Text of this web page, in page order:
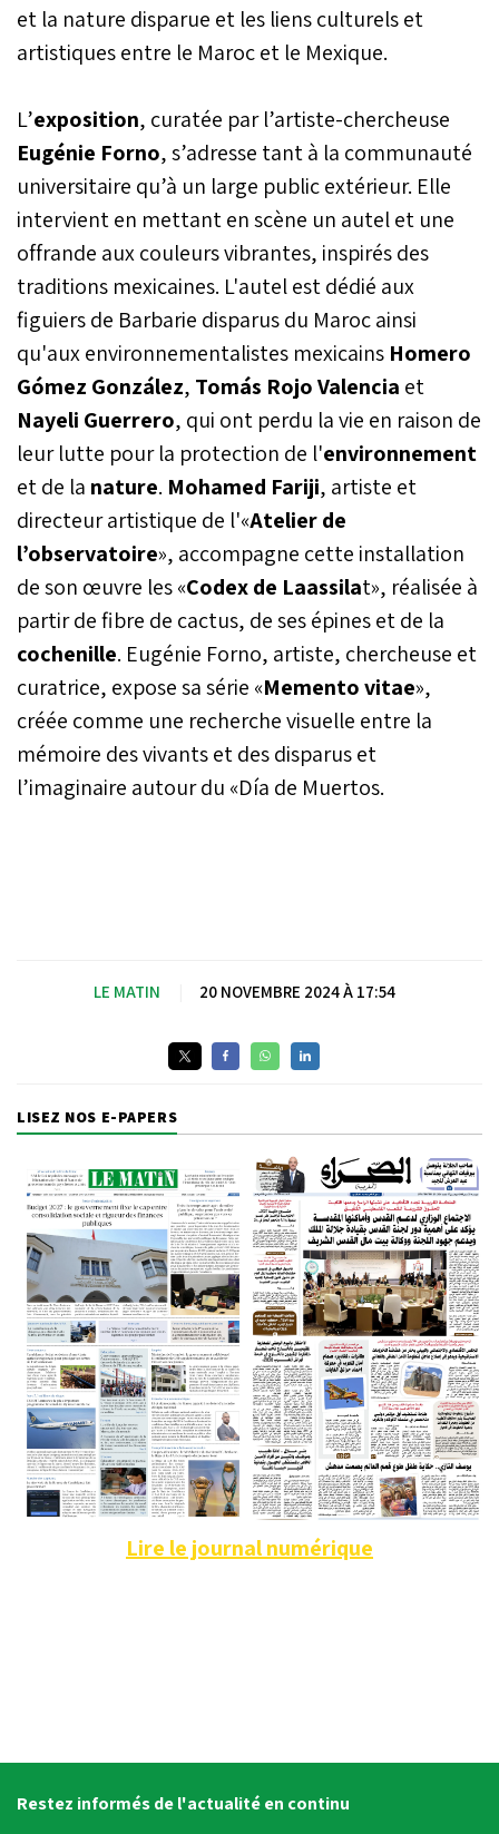
et la nature disparue et les liens culturels et
artistiques entre le Maroc et le Mexique.
L’exposition, curatée par l’artiste-chercheuse
Eugénie Forno, s’adresse tant à la communauté
universitaire qu’à un large public extérieur. Elle
intervient en mettant en scène un autel et une
offrande aux couleurs vibrantes, inspirés des
traditions mexicaines. L'autel est dédié aux
figuiers de Barbarie disparus du Maroc ainsi
qu'aux environnementalistes mexicains Homero
Gómez González, Tomás Rojo Valencia et
Nayeli Guerrero, qui ont perdu la vie en raison de
leur lutte pour la protection de l'environnement
et de la nature. Mohamed Fariji, artiste et
directeur artistique de l'«Atelier de
l’observatoire», accompagne cette installation
de son œuvre les «Codex de Laassilat», réalisée à
partir defibre de cactus, de ses épines et de la
cochenille. Eugénie Forno, artiste, chercheuse et
curatrice, expose sa série «Memento vitae»,
créée comme une recherche visuelle entre la
mémoire des vivants et des disparus et
l’imaginaire autour du «Día de Muertos.
LE MATIN 20 NOVEMBRE 2024 À 17:54
LISEZ NOS E-PAPERS
Lire le journal numérique
Restez informés de l'actualité en continu